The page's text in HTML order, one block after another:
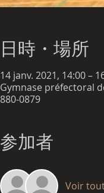
日時・場所
14 janv. 2021, 14:00 –
Gymnase préfectoral
880-0879
参加者
Voir